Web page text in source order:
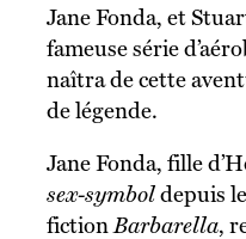
Jane Fonda, et
fameuse série
naîtra de cette
de légende.
Jane Fonda, fille
sex-symboldepuis
fiction Barbarella,